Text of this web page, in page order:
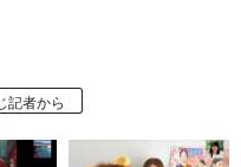
記者から